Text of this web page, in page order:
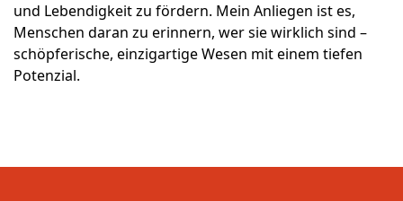
und Lebendigkeit zu fördern. Mein Anliegen ist es,
Menschen daran zu erinnern, wer sie wirklich sind –
schöpferische, einzigartige Wesen mit einem tiefen
Potenzial.